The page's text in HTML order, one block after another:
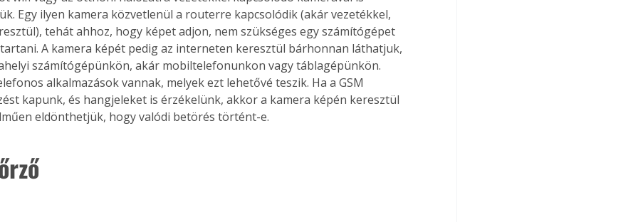
Egy ilyen kamera közvetlenül a routerre kapcsolódik (akár vezetékkel,
tehát ahhoz, hogy képet adjon, nem szükséges egy számítógépet
A kamera képét pedig az interneten keresztül bárhonnan láthatjuk,
számítógépünkön, akár mobiltelefonunkon vagy táblagépünkön.
alkalmazások vannak, melyek ezt lehetővé teszik. Ha a GSM
kapunk, és hangjeleket is érzékelünk, akkor a kamera képén keresztül
eldönthetjük, hogy valódi betörés történt-e.